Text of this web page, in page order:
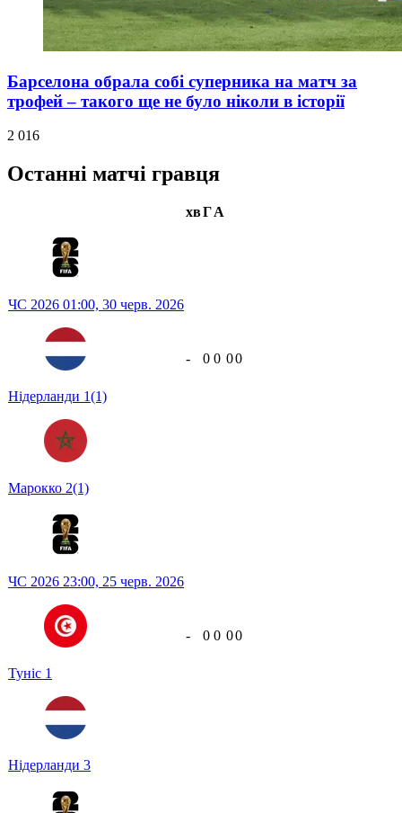
Барселона обрала собі суперника на матч за
трофей – такого ще не було ніколи в історії
2 016
Останні матчі гравця
хвГА
ЧС 2026 01:00, 30 черв. 2026
Нідерланди 1(1)
Марокко 2(1)
- 0 0 00
ЧС 2026 23:00, 25 черв. 2026
Туніс 1
Нідерланди 3
- 0 0 00